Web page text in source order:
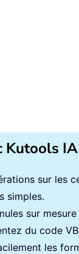
Kutools IA
sur les
simples.
sur
du code
les